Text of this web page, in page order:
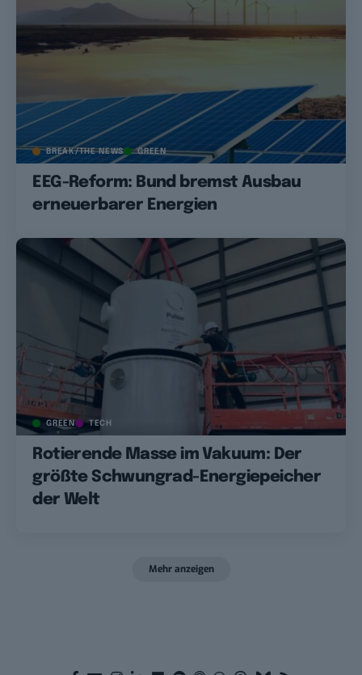
BREAK/THE NEWS GREEN
EEG-Reform: Bund bremst Ausbau
erneuerbarer Energien
GREEN TECH
Rotierende Masse im Vakuum: Der
größte Schwungrad-Energiepeicher
der Welt
Mehr anzeigen